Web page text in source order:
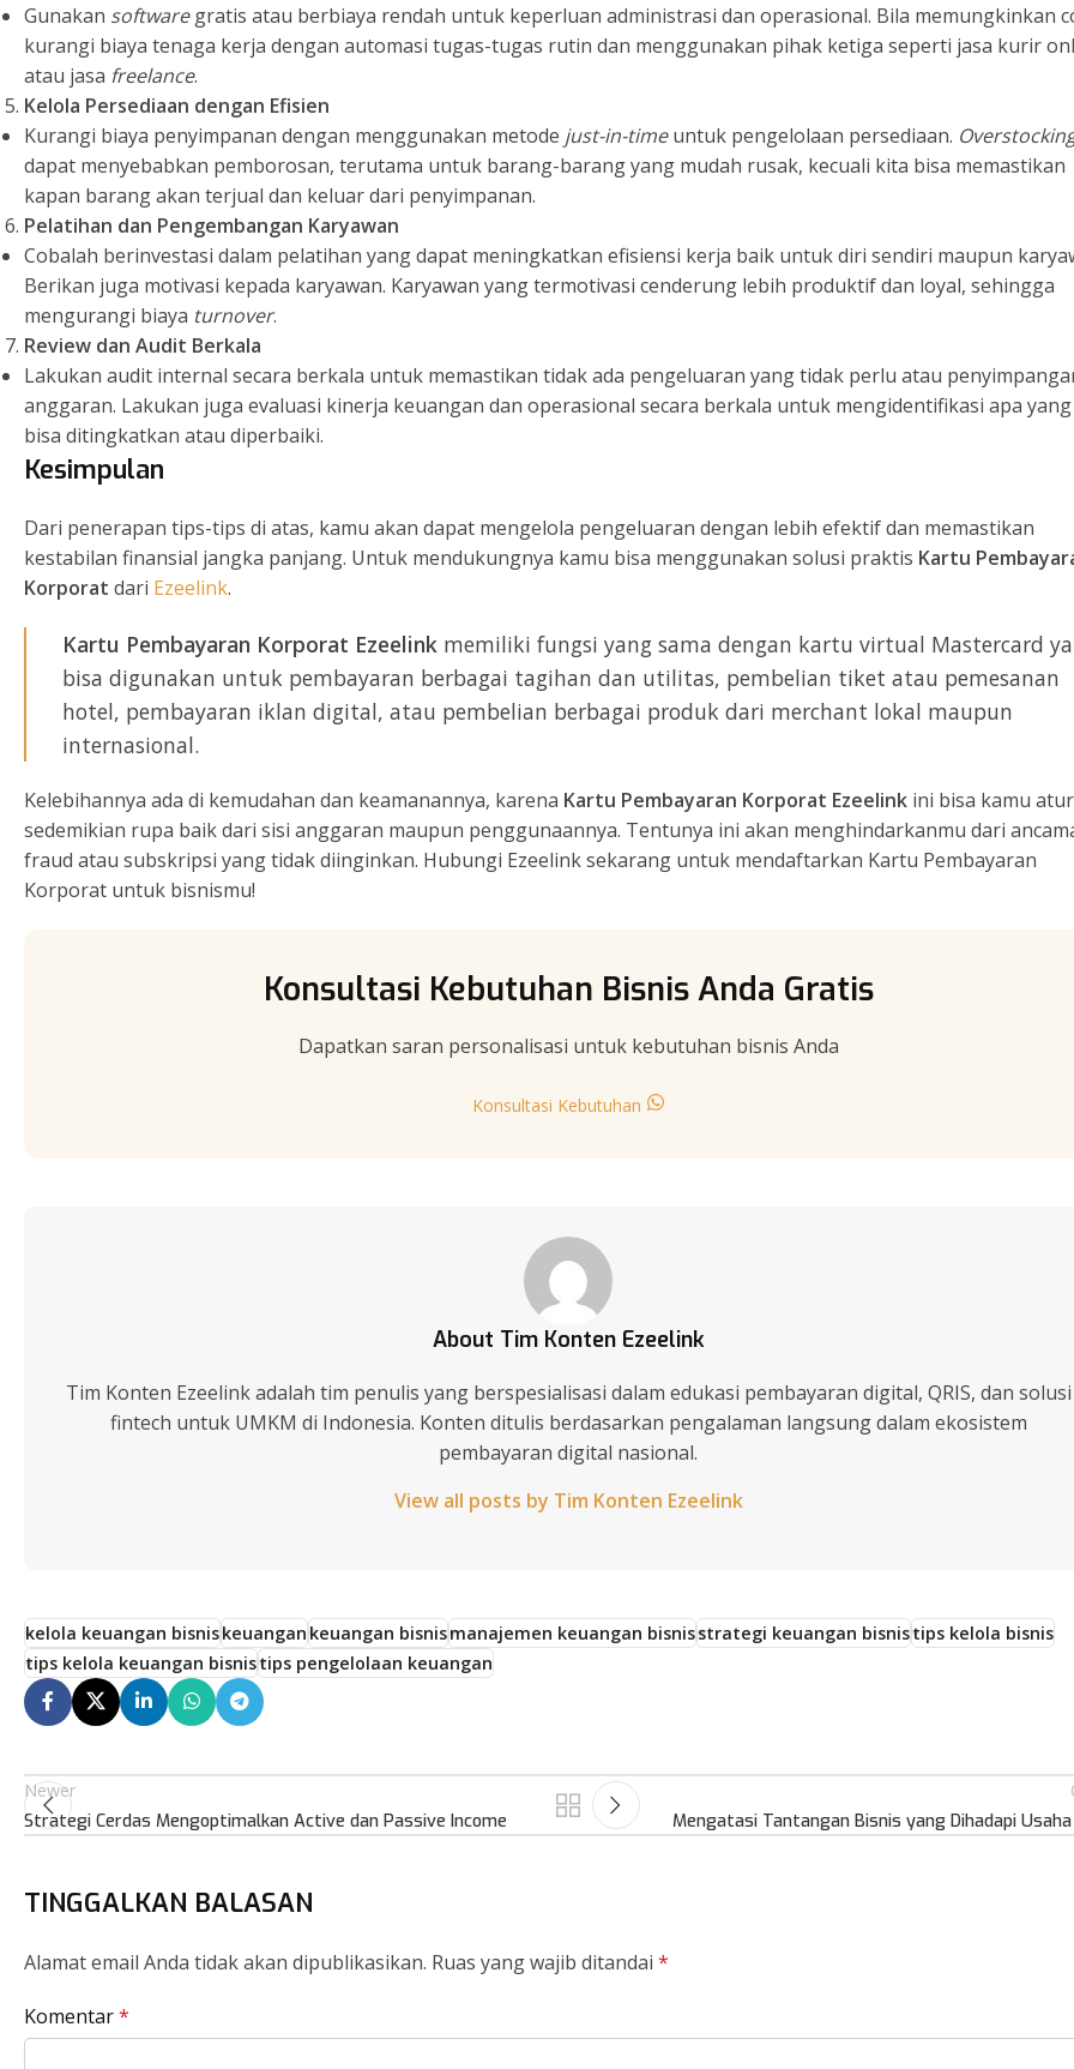
Gunakan softwaregratis atau berbiaya rendah untuk keperluan administrasi dan operasional. Bila memungkinkan
kurangi biaya tenaga kerja dengan automasi tugas-tugas rutin dan menggunakan pihak ketiga seperti jasa kurir
atau jasa freelance.
Kelola Persediaan dengan Efisien
Kurangi biaya penyimpanan dengan menggunakan metode just-in-timeuntuk pengelolaan persediaan.
dapat menyebabkan pemborosan, terutama untuk barang-barang yang mudah rusak, kecuali kita bisa memastikan
kapan barang akan terjual dan keluar dari penyimpanan.
Pelatihan dan Pengembangan Karyawan
Cobalah berinvestasi dalam pelatihan yang dapat meningkatkan efisiensi kerja baik untuk diri sendiri maupun
Berikan juga motivasi kepada karyawan. Karyawan yang termotivasi cenderung lebih produktif dan loyal, sehingga
mengurangi biaya turnover.
Review dan Audit Berkala
Lakukan audit internal secara berkala untuk memastikan tidak ada pengeluaran yang tidak perlu atau
anggaran. Lakukan juga evaluasi kinerja keuangan dan operasional secara berkala untuk mengidentifikasi apa yang
bisa ditingkatkan atau diperbaiki.
Kesimpulan
Dari penerapan tips-tips di atas, kamu akan dapat mengelola pengeluaran dengan lebih efektif dan memastikan
kestabilan finansial jangka panjang. Untuk mendukungnya kamu bisa menggunakan solusi praktis Kartu
Korporat dari Ezeelink.
Kartu Pembayaran Korporat Ezeelink memiliki fungsi yang sama dengan kartu virtual Mastercard
bisa digunakan untuk pembayaran berbagai tagihan dan utilitas, pembelian tiket atau pemesanan
hotel, pembayaran iklan digital, atau pembelian berbagai produk dari merchant lokal maupun
internasional.
Kelebihannya ada di kemudahan dan keamanannya, karena Kartu Pembayaran Korporat Ezeelink ini bisa kamu atur
sedemikian rupa baik dari sisi anggaran maupun penggunaannya. Tentunya ini akan menghindarkanmu dari
fraud atau subskripsi yang tidak diinginkan. Hubungi Ezeelink sekarang untuk mendaftarkan Kartu Pembayaran
Korporat untuk bisnismu!
Konsultasi Kebutuhan Bisnis Anda Gratis
Dapatkan saran personalisasi untuk kebutuhan bisnis Anda
Konsultasi Kebutuhan
About Tim Konten Ezeelink
Tim Konten Ezeelink adalah tim penulis yang berspesialisasi dalam edukasi pembayaran digital, QRIS, dan solusi
fintech untuk UMKM di Indonesia. Konten ditulis berdasarkan pengalaman langsung dalam ekosistem
pembayaran digital nasional.
View all posts by Tim Konten Ezeelink
kelola keuangan bisniskeuangankeuangan bisnismanajemen keuangan bisnisstrategi keuangan bisnistips kelola bisnis
tips kelola keuangan bisnistips pengelolaan keuangan
Newer
Strategi Cerdas Mengoptimalkan Active dan Passive Income
Mengatasi Tantangan Bisnis yang Dihadapi
TINGGALKAN BALASAN
Alamat email Anda tidak akan dipublikasikan. Ruas yang wajib ditandai *
Komentar*